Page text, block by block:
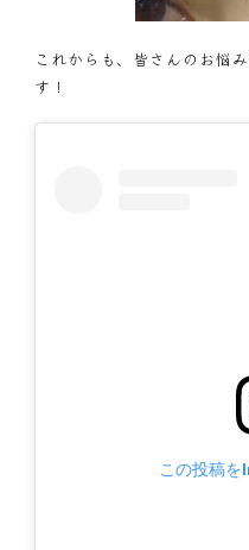
これからも、皆さんのお悩
す！
この投稿